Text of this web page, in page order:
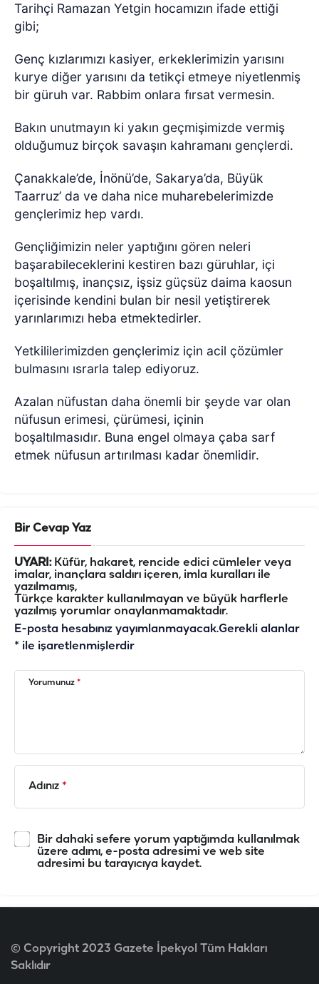
Tarihçi Ramazan Yetgin hocamızın ifade ettiği
gibi;
Genç kızlarımızı kasiyer, erkeklerimizin yarısını
kurye diğer yarısını da tetikçi etmeye niyetlenmiş
bir güruh var. Rabbim onlara fırsat vermesin.
Bakın unutmayın ki yakın geçmişimizde vermiş
olduğumuz birçok savaşın kahramanı gençlerdi.
Çanakkale’de, İnönü’de, Sakarya’da, Büyük
Taarruz’ da ve daha nice muharebelerimizde
gençlerimiz hep vardı.
Gençliğimizin neler yaptığını gören neleri
başarabileceklerini kestiren bazı güruhlar, içi
boşaltılmış, inançsız, işsiz güçsüz daima kaosun
içerisinde kendini bulan bir nesil yetiştirerek
yarınlarımızı heba etmektedirler.
Yetkililerimizden gençlerimiz için acil çözümler
bulmasını ısrarla talep ediyoruz.
Azalan nüfustan daha önemli bir şeyde var olan
nüfusun erimesi, çürümesi, içinin
boşaltılmasıdır. Buna engel olmaya çaba sarf
etmek nüfusun artırılması kadar önemlidir.
Bir Cevap Yaz
UYARI:Küfür, hakaret, rencide edici cümleler veya
imalar, inançlara saldırı içeren, imla kuralları ile
yazılmamış,
Türkçe karakter kullanılmayan ve büyük harflerle
yazılmış yorumlar onaylanmamaktadır.
E-posta hesabınız yayımlanmayacak.Gerekli alanlar
* ile işaretlenmişlerdir
Yorumunuz *
Adınız *
Bir dahaki sefere yorum yaptığımda kullanılmak
üzere adımı, e-posta adresimi ve web site
adresimi bu tarayıcıya kaydet.
© Copyright 2023 Gazete İpekyol Tüm Hakları
Saklıdır